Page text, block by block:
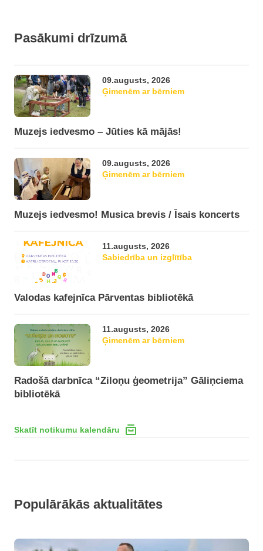
Pasākumi drīzumā
09.augusts, 2026
Ģimenēm ar bērniem
Muzejs iedvesmo – Jūties kā mājās!
09.augusts, 2026
Ģimenēm ar bērniem
Muzejs iedvesmo! Musica brevis / Īsais koncerts
11.augusts, 2026
Sabiedrība un izglītība
Valodas kafejnīca Pārventas bibliotēkā
11.augusts, 2026
Ģimenēm ar bērniem
Radošā darbnīca “Ziloņu ģeometrija” Gāliņciema
bibliotēkā
Skatīt notikumu kalendāru
Populārākās aktualitātes